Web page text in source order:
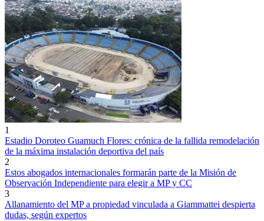
1
Estadio Doroteo Guamuch Flores: crónica de la fallida remodelación
de la máxima instalación deportiva del país
2
Estos abogados internacionales formarán parte de la Misión de
Observación Independiente para elegir a MP y CC
3
Allanamiento del MP a propiedad vinculada a Giammattei despierta
dudas, según expertos